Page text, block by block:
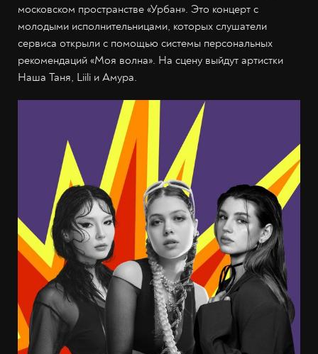
московском пространстве «Урбан». Это концерт с
молодыми исполнительницами, которых слушатели
сервиса открыли с помощью системы персональных
рекомендаций «Моя волна». На сцену выйдут артистки
Наша Таня, Liili и Амура.